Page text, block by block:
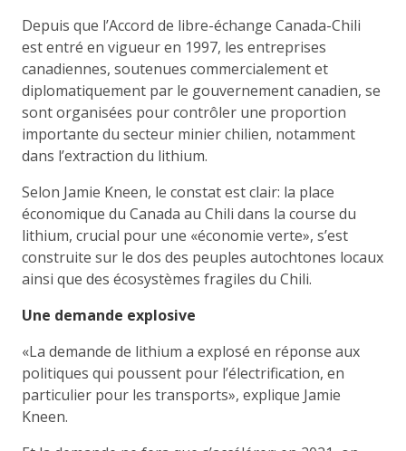
Depuis que l’Accord de libre-échange Canada-Chili
est entré en vigueur en 1997, les entreprises
canadiennes, soutenues commercialement et
diplomatiquement par le gouvernement canadien, se
sont organisées pour contrôler une proportion
importante du secteur minier chilien, notamment
dans l’extraction du lithium.
Selon Jamie Kneen, le constat est clair: la place
économique du Canada au Chili dans la course du
lithium, crucial pour une «économie verte», s’est
construite sur le dos des peuples autochtones locaux
ainsi que des écosystèmes fragiles du Chili.
Une demande explosive
«La demande de lithium a explosé en réponse aux
politiques qui poussent pour l’électrification, en
particulier pour les transports», explique Jamie
Kneen.